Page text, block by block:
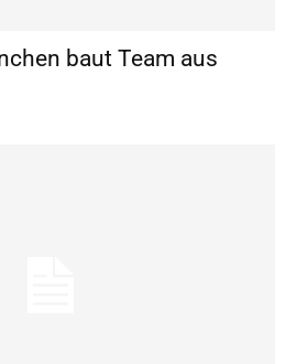
baut Team aus